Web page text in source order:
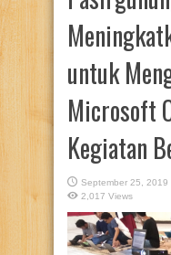
untuk
Microsoft
Kegiatan
September 25, 2019
2,017 Views